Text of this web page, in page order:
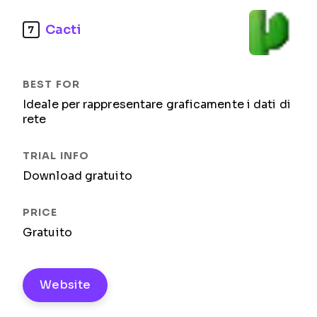
7 Cacti
Ideale per rappresentare graficamente i dati di
rete
Download gratuito
Gratuito
Website